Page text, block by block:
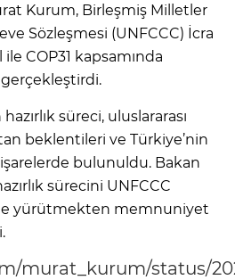
Kurum, Birleşmiş Milletler
Sözleşmesi (UNFCCC) İcra
COP31 kapsamında
süreci, uluslararası
beklentileri ve Türkiye’nin
bulunuldu. Bakan
sürecini UNFCCC
yürütmekten memnuniyet
murat_kurum/status/